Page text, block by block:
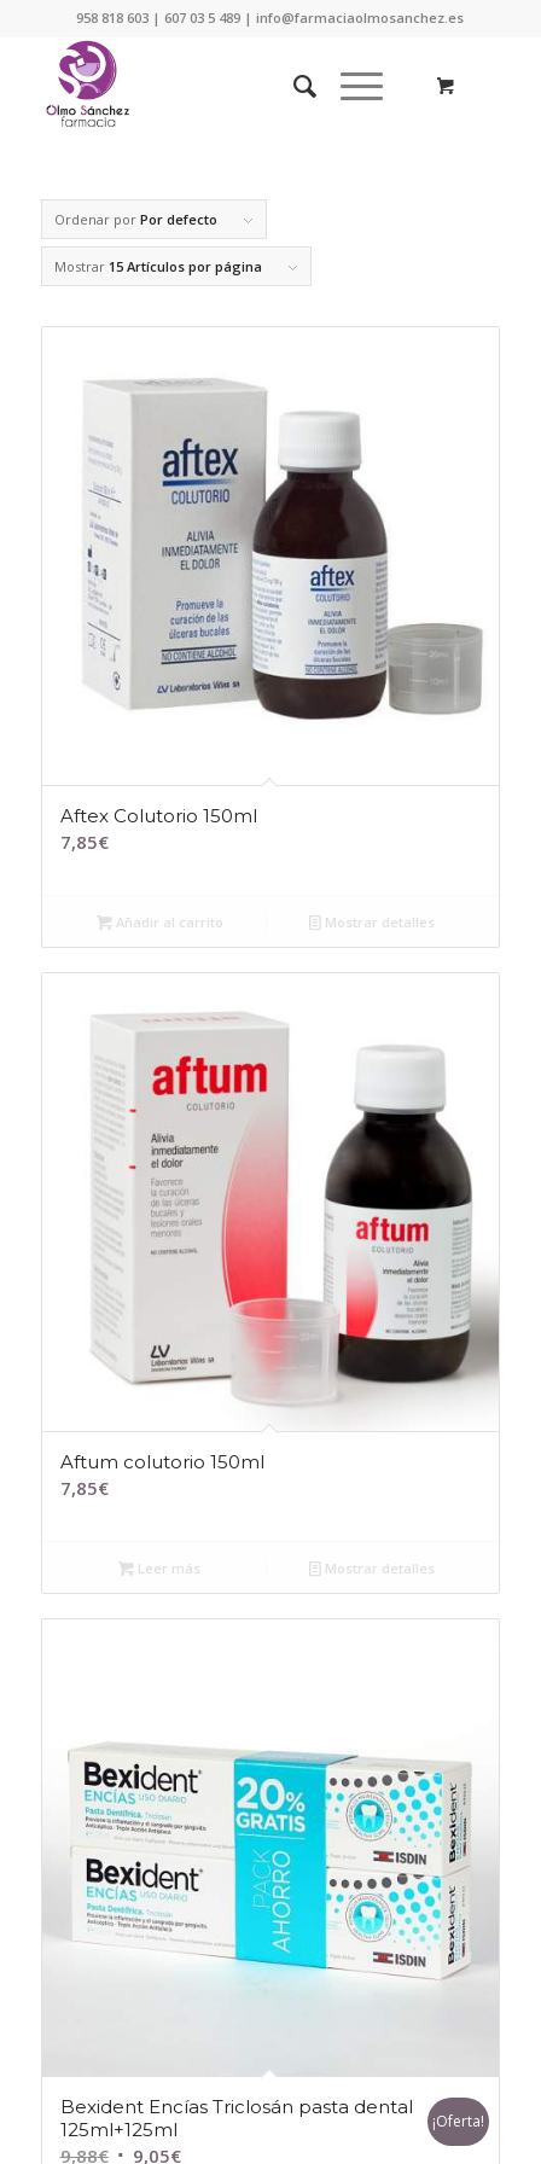
958 818 603 | 607 03 5 489 | info@farmaciaolmosanchez.es
Ordenar por Por defecto
Mostrar 15 Artículos por página
Aftex Colutorio 150ml
7,85€
Añadir al carrito Mostrar detalles
Aftum colutorio 150ml
7,85€
Leer más Mostrar detalles
Bexident Encías Triclosán pasta dental
125ml+125ml
9,88€ El 9,05€El
¡Oferta!